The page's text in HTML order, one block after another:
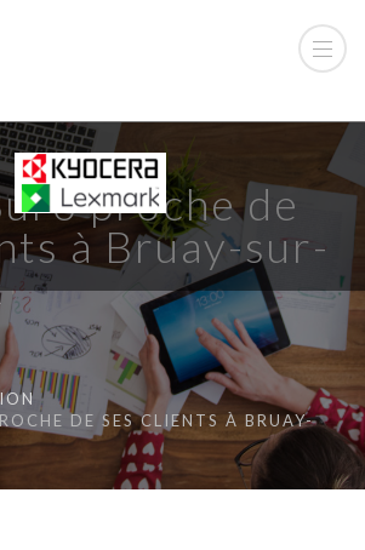
proche de
à Bruay-sur-
DE SES CLIENTS À BRUAY-